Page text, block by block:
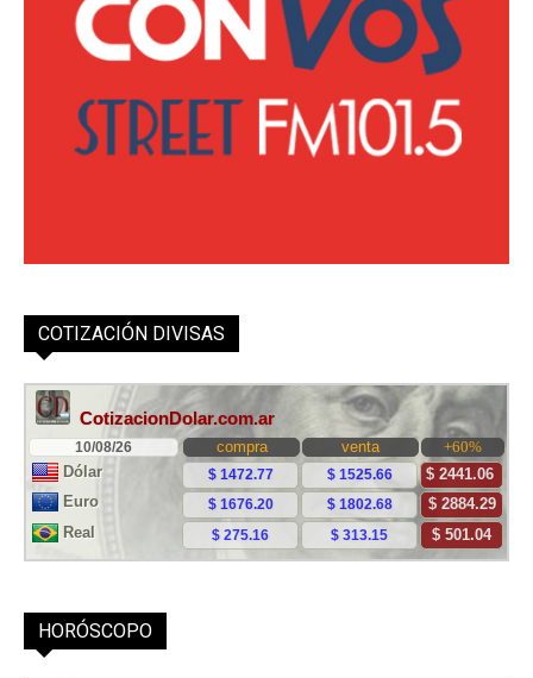
COTIZACIÓN DIVISAS
HORÓSCOPO